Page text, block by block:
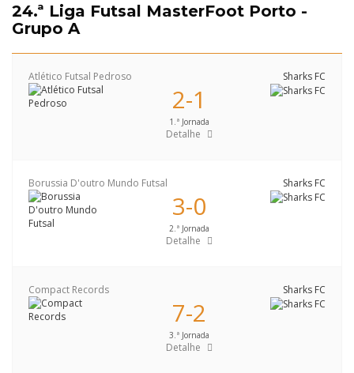
24.ª Liga Futsal MasterFoot Porto -
Grupo A
Atlético Futsal Pedroso Sharks FC
2-1
1.ª Jornada
Detalhe
Borussia D'outro Mundo Futsal Sharks FC
3-0
2.ª Jornada
Detalhe
Compact Records Sharks FC
7-2
3.ª Jornada
Detalhe